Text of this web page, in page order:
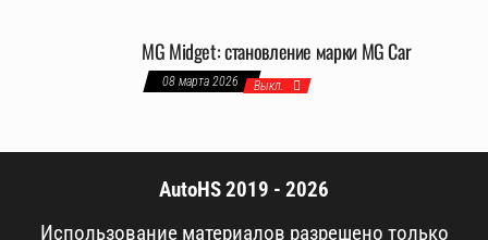
MG Midget: становление марки MG Car
08 марта 2026 Выкл.
AutoHS 2019 - 2026
Использование материалов разрешено только